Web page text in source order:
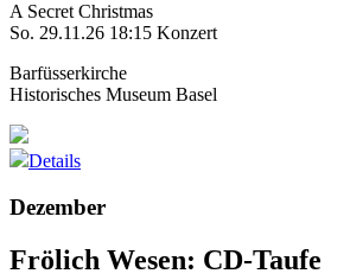
A Secret Christmas
So. 29.11.26 18:15 Konzert
Barfüsserkirche
Historisches Museum Basel
Details
Dezember
Frölich Wesen: CD-Taufe